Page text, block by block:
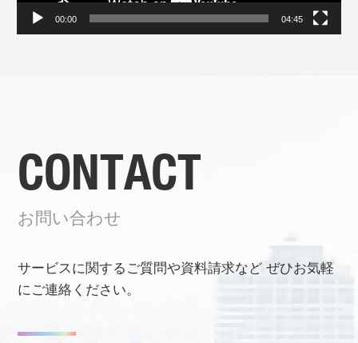
00:00 04:45
CONTACT
お問い合わせ
サービスに関するご質問や資料請求などぜひお気軽
にご連絡ください。